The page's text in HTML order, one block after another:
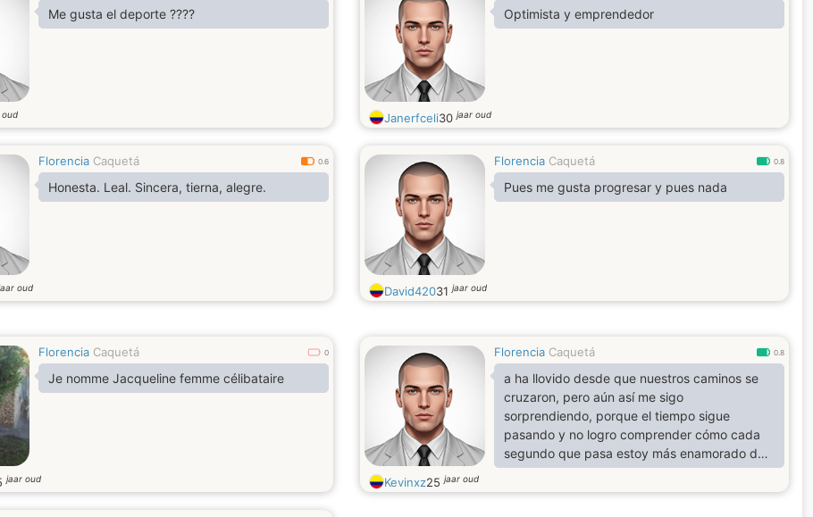
Me gusta el deporte ????
oud
Optimista y emprendedor
Janerfceli30jaar oud
Florencia Caquetá 0.6
Honesta. Leal. Sincera, tierna, alegre.
oud
Florencia Caquetá 0.8
Pues me gusta progresar y pues nada
David42031jaar oud
Florencia Caquetá 0
Je nomme Jacqueline femme célibataire
jaar oud
Florencia Caquetá 0.8
a ha llovido desde que nuestros caminos se
cruzaron, pero aún así me sigo
sorprendiendo, porque el tiempo sigue
pasando y no logro comprender cómo cada
segundo que pasa estoy más enamorado de
ti.
Kevinxz25jaar oud